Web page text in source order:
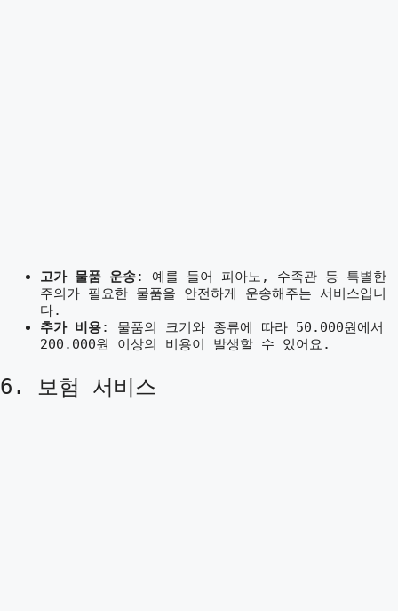
고가 물품 운송: 예를 들어 피아노, 수족관 등 특별한
주의가 필요한 물품을 안전하게 운송해주는 서비스입니
다.
추가 비용: 물품의 크기와 종류에 따라 50.000원에서
200.000원 이상의 비용이 발생할 수 있어요.
6. 보험 서비스